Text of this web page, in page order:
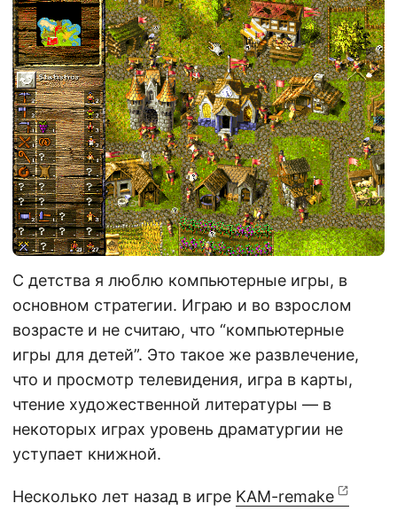
С детства я люблю компьютерные игры, в
основном стратегии. Играю и во взрослом
возрасте и не считаю, что “компьютерные
игры для детей”. Это такое же развлечение,
что и просмотр телевидения, игра в карты,
чтение художественной литературы — в
некоторых играх уровень драматургии не
уступает книжной.
Несколько лет назад в игре KAM-remake